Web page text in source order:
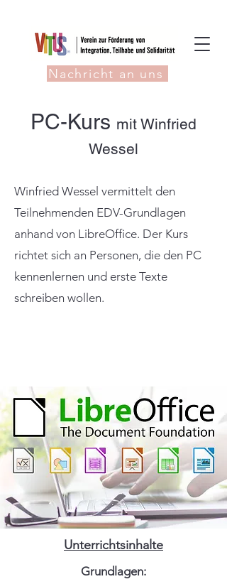
Nachricht an uns
PC-Kurs mit Winfried
Wessel
Winfried Wessel vermittelt den
Teilnehmenden EDV-Grundlagen
anhand von LibreOffice. Der Kurs
richtet sich an Personen, die den PC
kennenlernen und erste Texte
schreiben wollen.
Unterrichtsinhalte
Grundlagen: